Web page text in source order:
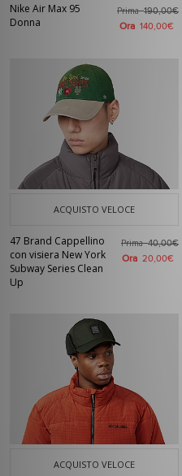
Nike Air Max 95
Donna
Prima190,00€
Ora 140,00€
ACQUISTO VELOCE
47 Brand Cappellino
con visiera New York
Subway Series Clean
Up
Prima40,00€
Ora 20,00€
ACQUISTO VELOCE